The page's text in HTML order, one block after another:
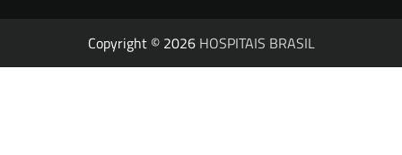
Copyright © 2026 HOSPITAIS BRASIL